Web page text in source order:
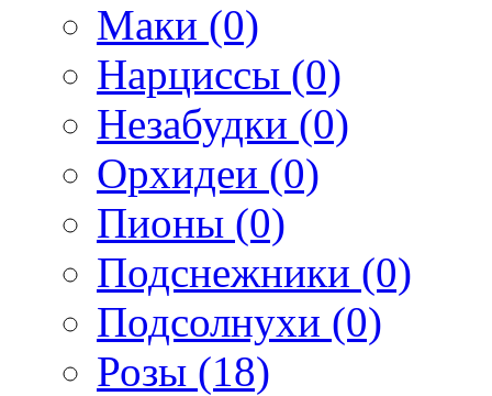
Маки (0)
Нарциссы (0)
Незабудки (0)
Орхидеи (0)
Пионы (0)
Подснежники (0)
Подсолнухи (0)
Розы (18)